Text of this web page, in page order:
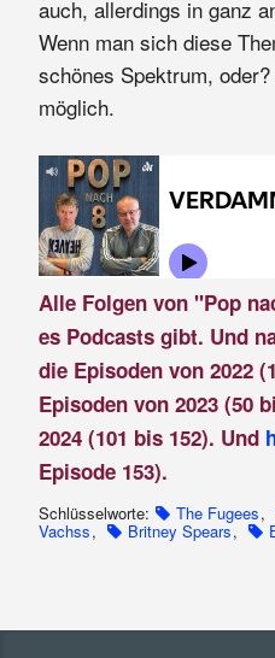
auch, allerdings in ganz
Wenn man sich diese
schönes Spektrum,
möglich.
Alle Folgen von "Pop
es Podcasts gibt. Und
die Episoden von 2022
Episoden von 2023 (50
2024 (101 bis 152). Und
Episode 153).
Schlüsselworte: The Fugees,
Vachss, Britney Spears,